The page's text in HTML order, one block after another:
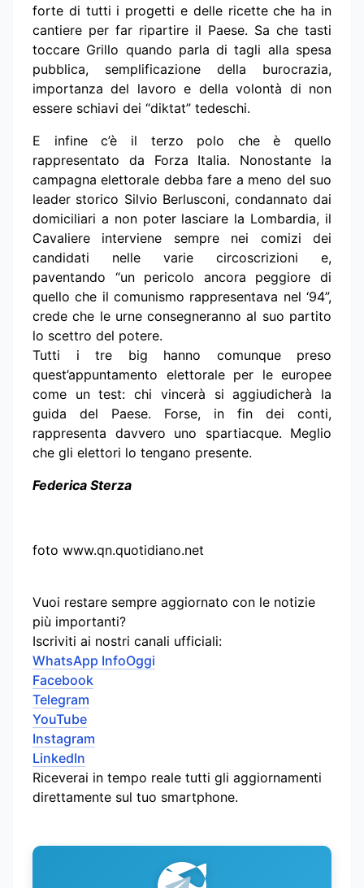
forte di tutti i progetti e delle ricette che ha in
cantiere per far ripartire il Paese. Sa che tasti
toccare Grillo quando parla di tagli alla spesa
pubblica, semplificazione della burocrazia,
importanza del lavoro e della volontà di non
essere schiavi dei “diktat” tedeschi.
E infine c’è il terzo polo che è quello
rappresentato da Forza Italia. Nonostante la
campagna elettorale debba fare a meno del suo
leader storico Silvio Berlusconi, condannato dai
domiciliari a non poter lasciare la Lombardia, il
Cavaliere interviene sempre nei comizi dei
candidati nelle varie circoscrizioni e,
paventando “un pericolo ancora peggiore di
quello che il comunismo rappresentava nel ‘94”,
crede che le urne consegneranno al suo partito
lo scettro del potere.
Tutti i tre big hanno comunque preso
quest’appuntamento elettorale per le europee
come un test: chi vincerà si aggiudicherà la
guida del Paese. Forse, in fin dei conti,
rappresenta davvero uno spartiacque. Meglio
che gli elettori lo tengano presente.
Federica Sterza
foto www.qn.quotidiano.net
Vuoi restare sempre aggiornato con le notizie
più importanti?
Iscriviti ai nostri canali ufficiali:
WhatsApp InfoOggi
Facebook
Telegram
YouTube
Instagram
LinkedIn
Riceverai in tempo reale tutti gli aggiornamenti
direttamente sul tuo smartphone.